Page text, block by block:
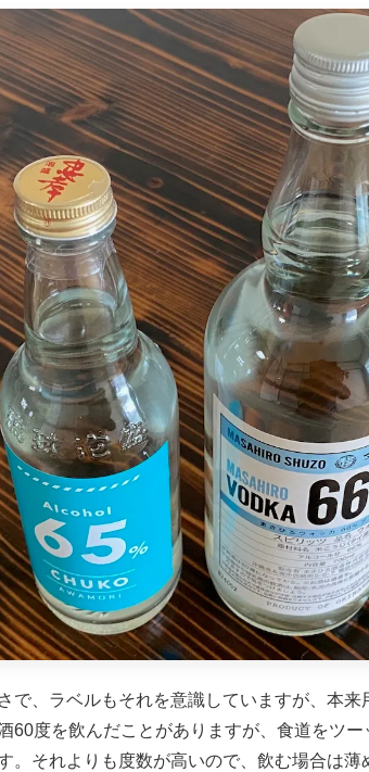
で、ラベルもそれを意識していますが、本来
60度を飲んだことがありますが、食道をツ
。それよりも度数が高いので、飲む場合は薄